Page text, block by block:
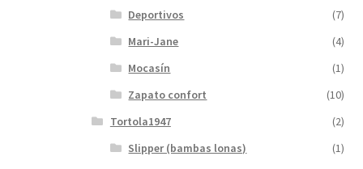
Deportivos
(7)
Mari-Jane
(4)
Mocasín
(1)
Zapato confort
(10)
Tortola1947
(2)
Slipper (bambas lonas)
(1)